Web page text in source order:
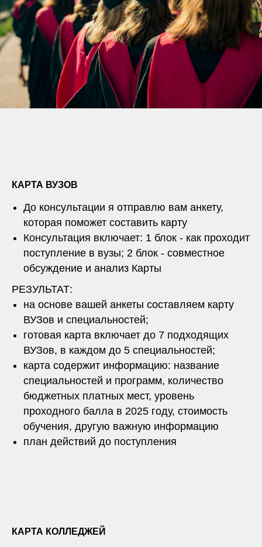
КАРТА ВУЗОВ
До консультации я отправлю вам анкету,
которая поможет составить карту
Консультация включает: 1 блок - как проходит
поступление в вузы; 2 блок - совместное
обсуждение и анализ Карты
РЕЗУЛЬТАТ:
на основе вашей анкеты составляем карту
ВУЗов и специальностей;
готовая карта включает до 7 подходящих
ВУЗов, в каждом до 5 специальностей;
карта содержит информацию: название
специальностей и программ, количество
бюджетных платных мест, уровень
проходного балла в 2025 году, стоимость
обучения, другую важную информацию
план действий до поступления
КАРТА КОЛЛЕДЖЕЙ